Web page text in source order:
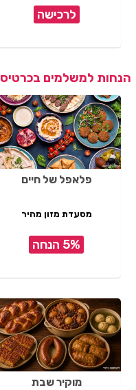
לרכישה
הנחות למשלמים בכרטיס
פלאפל של חיים
מסעדת מזון מהיר
5% הנחה
מוקיר שבת